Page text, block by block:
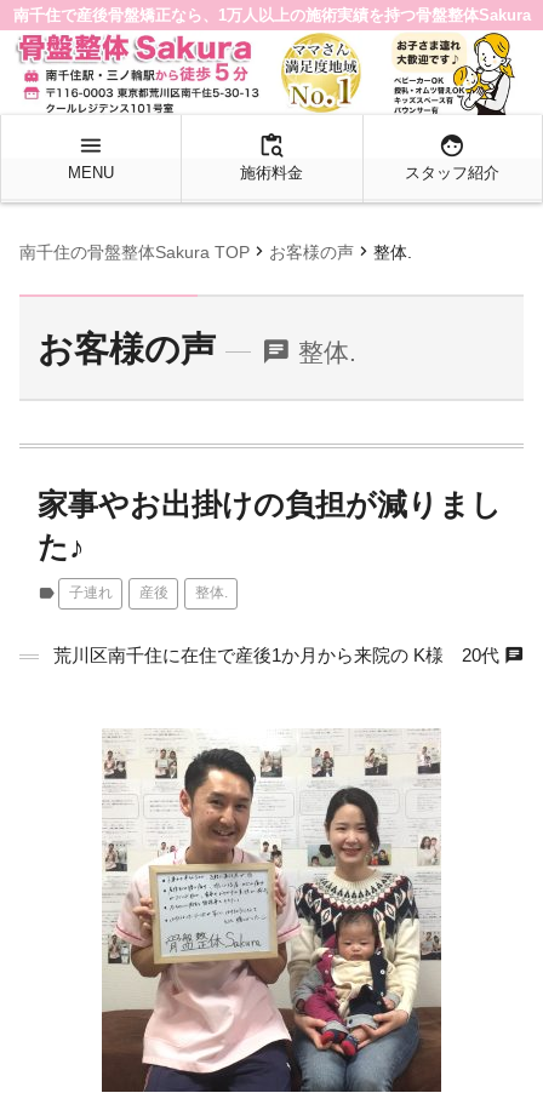
南千住で産後骨盤矯正なら、1万人以上の施術実績を持つ骨盤整体Sakura
menu
MENU
content_paste_search
施術料金
face
スタッフ紹介
南千住の骨盤整体Sakura TOP chevron_right お客様の声 chevron_right 整体.
お客様の声 chat 整体.
家事やお出掛けの負担が減りまし
た♪
label 子連れ 産後 整体.
荒川区南千住に在住で産後1か月から来院の K様 20代 chat